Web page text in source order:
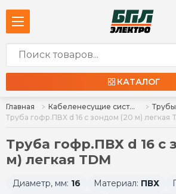
КАТАЛОГ
Главная Кабеленесущие системы и аксессуары
Труба гофр.ПВХ d 16 с зондом (20 м) легкая
Труба гофр.ПВХ d 16 с
м) легкая TDM
Диаметр, мм: 16 Материал: ПВХ